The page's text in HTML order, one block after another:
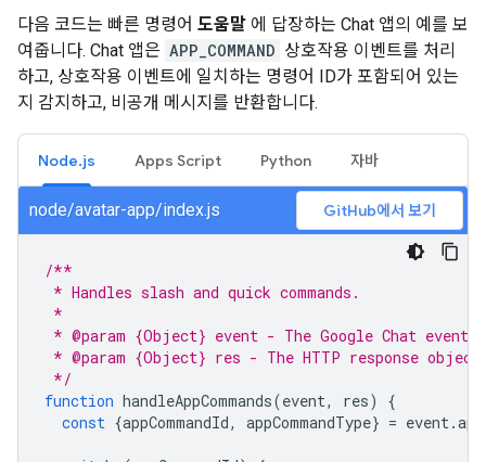
다음 코드는 빠른 명령어 도움말 에 답장하는 Chat 앱의 예를 보
여줍니다. Chat 앱은 APP_COMMAND 상호작용 이벤트를 처리
하고, 상호작용 이벤트에 일치하는 명령어 ID가 포함되어 있는
지 감지하고, 비공개 메시지를 반환합니다.
Node.js Apps Script Python 자바
node/avatar-app/index.js GitHub에서 보기
/**
* Handles slash and quick commands.
*
* @param {Object} event - The Google Chat event.
* @param {Object} res - The HTTP response
*/
function handleAppCommands(event, res)
{
const {appCommandId, appCommandType} = event.